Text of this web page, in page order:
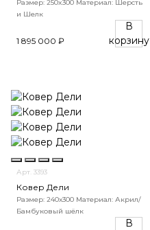
Размер: 250x300 Материал: Шерсть
и Шелк
1 895 000 ₽
В
корзину
Арт. 3393
Ковер Дели
Размер: 240х300 Материал: Акрил/
Бамбуковый шёлк
В